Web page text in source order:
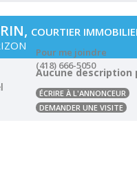
COURTIER
Aucune description
Pour me joindre
(418) 666-5050
ÉCRIRE À L'ANNONCEUR
DEMANDER UNE VISITE